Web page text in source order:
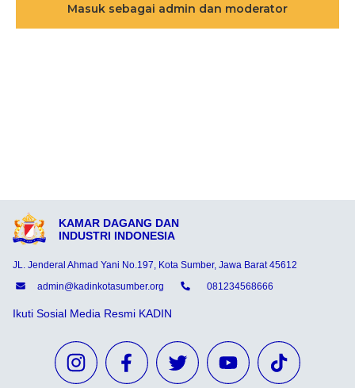
Masuk sebagai admin dan moderator
KAMAR DAGANG DAN
INDUSTRI INDONESIA
JL. Jenderal Ahmad Yani No.197, Kota Sumber, Jawa Barat 45612
admin@kadinkotasumber.org
081234568666
Ikuti Sosial Media Resmi KADIN